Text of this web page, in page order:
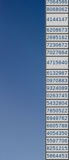
7064586
8068062
4144147
6208673
2695162
7230672
7027664
4715640
6132987
0970883
9324089
0263745
5432804
7850522
6949762
6605788
4054350
5597706
8251215
5864453